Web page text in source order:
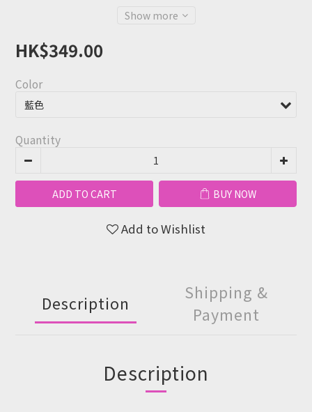
Show more
HK$349.00
Color
Quantity
ADD TO CART BUY NOW
Add to Wishlist
Description
Shipping &
Payment
Description